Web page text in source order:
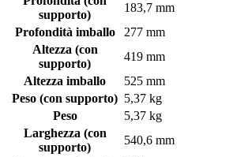
supporto)
183,7 mm
Profondità imballo
277 mm
Altezza (con
supporto)
419 mm
Altezza imballo
525 mm
Peso (con supporto) 5,37 kg
Peso
5,37 kg
Larghezza (con
supporto)
540,6 mm